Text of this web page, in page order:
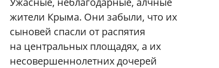
жители Крыма. Они забыли, что их
сыновей спасли от распятия
на центральных площадях, а их
несовершеннолетних дочерей